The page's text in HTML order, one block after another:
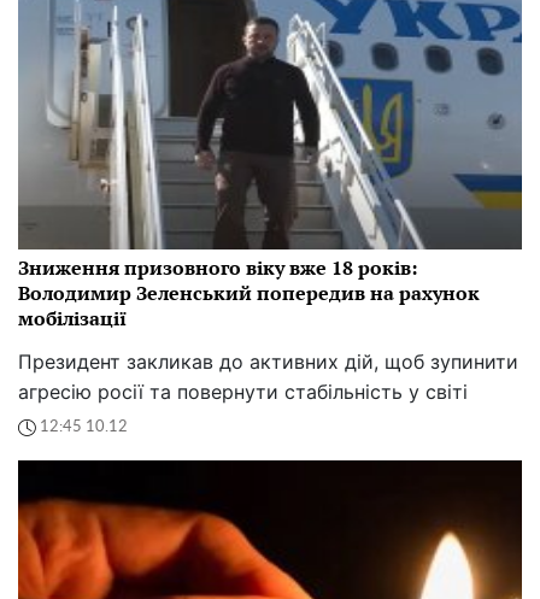
Зниження призовного віку вже 18 років:
Володимир Зеленський попередив на рахунок
мобілізації
Президент закликав до активних дій, щоб зупинити
агресію росії та повернути стабільність у світі
12:45 10.12